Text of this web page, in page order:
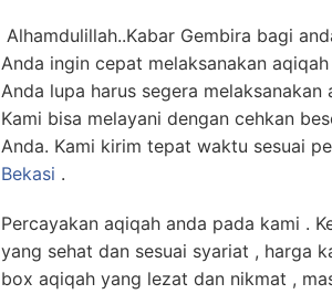
Alhamdulillah..Kabar Gembira bagi
Anda ingin cepat melaksanakan
Anda lupa harus segera
Kami bisa melayani dengan cehkan
Anda. Kami kirim tepat waktu sesuai
Bekasi .
Percayakan aqiqah anda pada kami .
yang sehat dan sesuai syariat , harga
box aqiqah yang lezat dan nikmat ,